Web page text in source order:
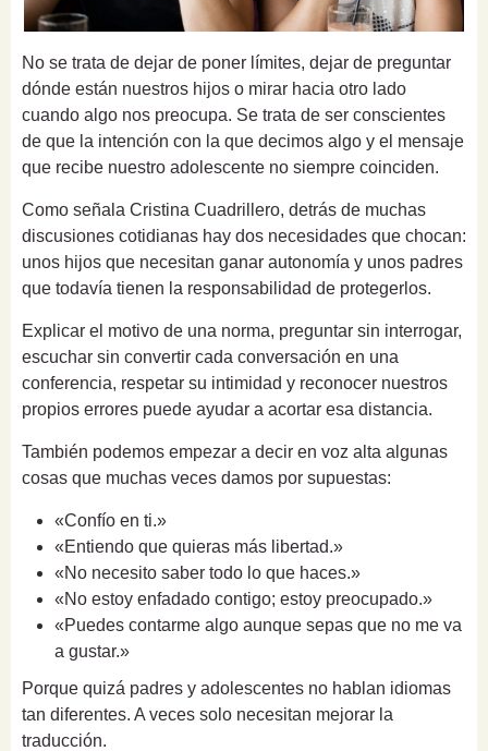
No se trata de dejar de poner límites, dejar de preguntar
dónde están nuestros hijos o mirar hacia otro lado
cuando algo nos preocupa. Se trata de ser conscientes
de que la intención con la que decimos algo y el mensaje
que recibe nuestro adolescente no siempre coinciden.
Como señala Cristina Cuadrillero, detrás de muchas
discusiones cotidianas hay dos necesidades que chocan:
unos hijos que necesitan ganar autonomía y unos padres
que todavía tienen la responsabilidad de protegerlos.
Explicar el motivo de una norma, preguntar sin interrogar,
escuchar sin convertir cada conversación en una
conferencia, respetar su intimidad y reconocer nuestros
propios errores puede ayudar a acortar esa distancia.
También podemos empezar a decir en voz alta algunas
cosas que muchas veces damos por supuestas:
«Confío en ti.»
«Entiendo que quieras más libertad.»
«No necesito saber todo lo que haces.»
«No estoy enfadado contigo; estoy preocupado.»
«Puedes contarme algo aunque sepas que no me va
a gustar.»
Porque quizá padres y adolescentes no hablan idiomas
tan diferentes. A veces solo necesitan mejorar la
traducción.